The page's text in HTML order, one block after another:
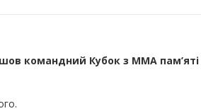
командний Кубок з ММА пам’яті